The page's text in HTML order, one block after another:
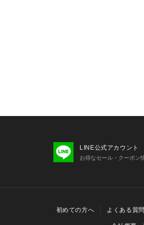
LINE公式アカウント
お得なセール・クーポン
初めての方へ よくある質